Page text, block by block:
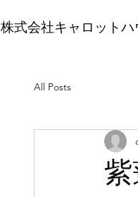
株式会社キャロットハ
All Posts